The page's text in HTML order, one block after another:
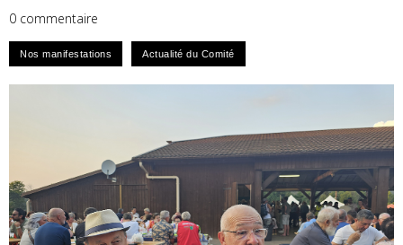
0 commentaire